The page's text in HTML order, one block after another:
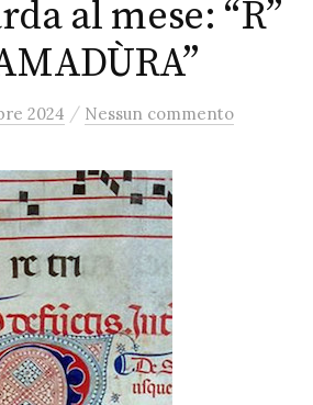
al mese: “R”
2024 / Nessun commento